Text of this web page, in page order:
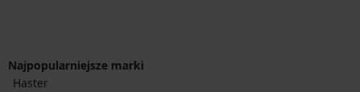
Najpopularniejsze marki
Haster